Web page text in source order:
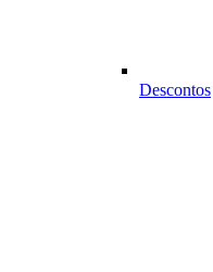
Descontos